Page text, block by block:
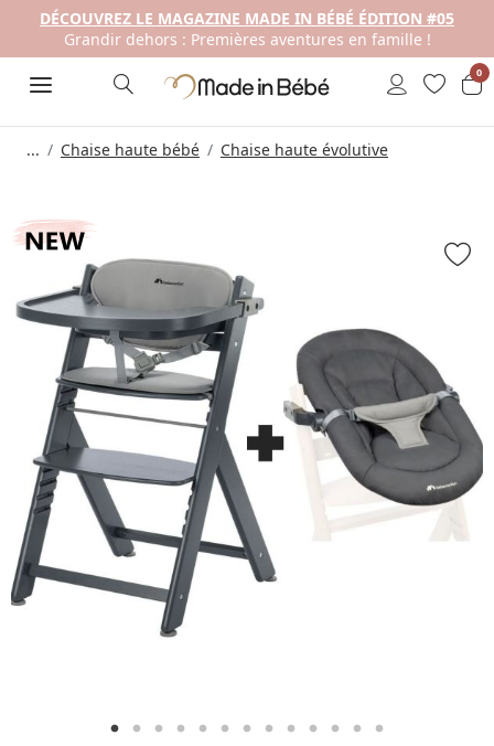
DÉCOUVREZ LE MAGAZINE MADE IN BÉBÉ ÉDITION #05
Grandir dehors : Premières aventures en famille !
0
... Chaise haute bébé Chaise haute évolutive